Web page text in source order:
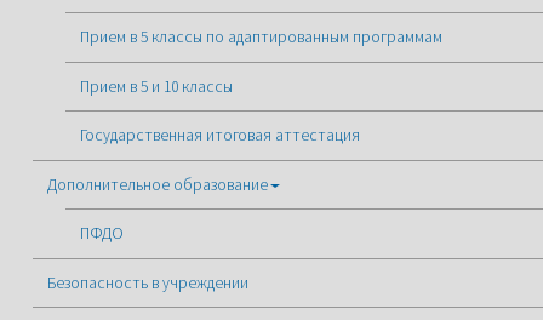
Прием в 5 классы по адаптированным программам
Прием в 5 и 10 классы
Государственная итоговая аттестация
Дополнительное образование
ПФДО
Безопасность в учреждении